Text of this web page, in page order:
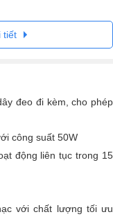
tiết
đeo đi kèm, cho phép
công suất 50W
động liên tục trong 15
với chất lượng tối ưu